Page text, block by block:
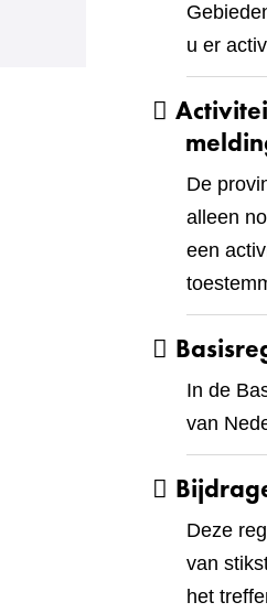
u er
De
alleen
een
In de
van
Deze
van
het